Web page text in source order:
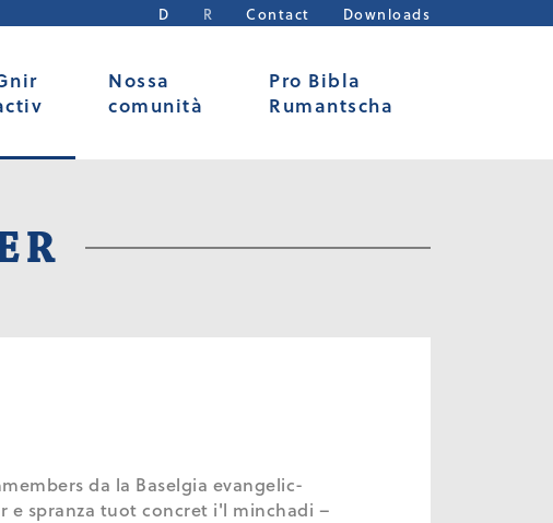
D R Contact Downloads
Nossa
comunità
Pro Bibla
Rumantscha
da la Baselgia evangelic-
e spranza tuot concret i'l minchadi –